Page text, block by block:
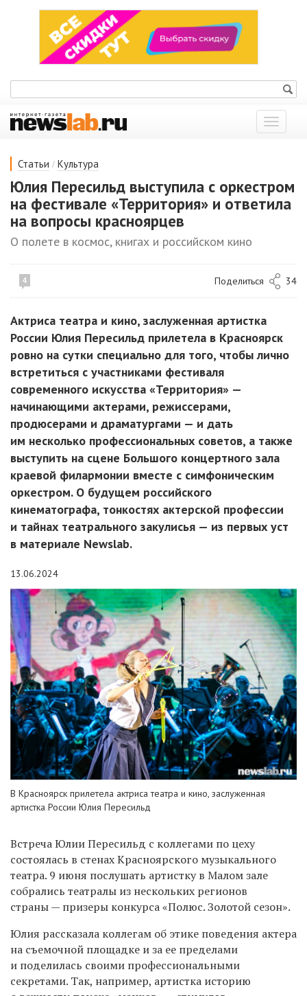
Показать
меню
Статьи / Культура
Юлия Пересильд выступила с оркестром
на фестивале «Территория» и ответила
на вопросы красноярцев
О полете в космос, книгах и российском кино
4 Поделиться 34
Актриса театра и кино, заслуженная артистка
России Юлия Пересильд прилетела в Красноярск
ровно на сутки специально для того, чтобы лично
встретиться с участниками фестиваля
современного искусства «Территория» —
начинающими актерами, режиссерами,
продюсерами и драматургами — и дать
им несколько профессиональных советов, а также
выступить на сцене Большого концертного зала
краевой филармонии вместе с симфоническим
оркестром. О будущем российского
кинематографа, тонкостях актерской профессии
и тайнах театрального закулисья — из первых уст
в материале Newslab.
13.06.2024
В Красноярск прилетела актриса театра и кино, заслуженная
артистка России Юлия Пересильд
Встреча Юлии Пересильд с коллегами по цеху
состоялась в стенах Красноярского музыкального
театра. 9 июня послушать артистку в Малом зале
собрались театралы из нескольких регионов
страны — призеры конкурса «Полюс. Золотой сезон».
Юлия рассказала коллегам об этике поведения актера
на съемочной площадке и за ее пределами
и поделилась своими профессиональными
секретами. Так, например, артистка историю